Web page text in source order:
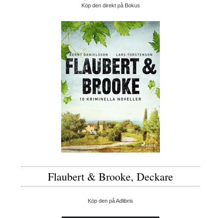
Köp den direkt på Bokus
Flaubert & Brooke, Deckare
Köp den på Adlibris